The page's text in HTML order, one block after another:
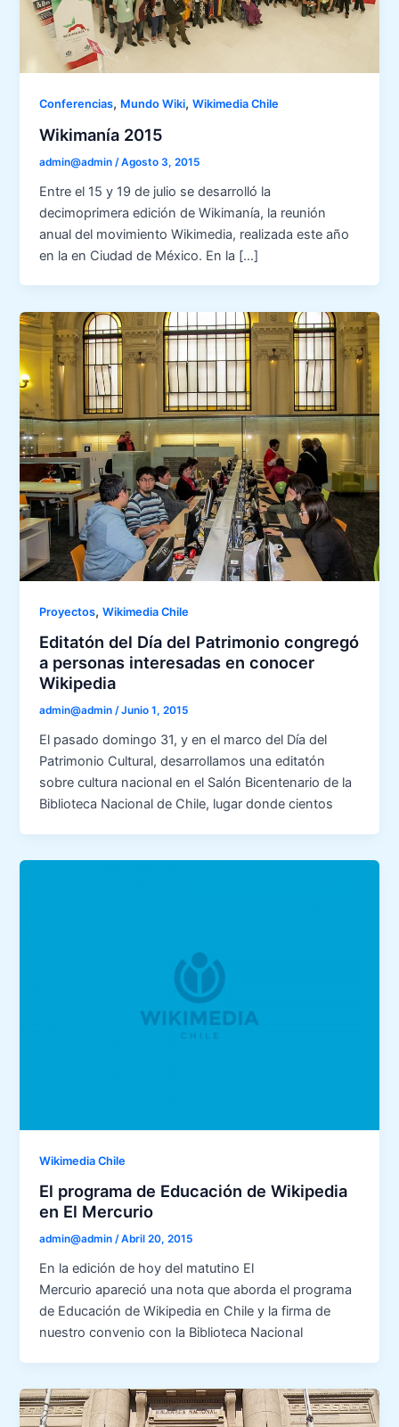
Conferencias, Mundo Wiki,Wikimedia Chile
Wikimanía 2015
admin@admin /Agosto 3, 2015
Entre el 15 y 19 de julio se desarrolló la
decimoprimera edición de Wikimanía, la reunión
anual del movimiento Wikimedia, realizada este año
en la en Ciudad de México. En la […]
Proyectos,Wikimedia Chile
Editatón del Día del Patrimonio congregó
a personas interesadas en conocer
Wikipedia
admin@admin/Junio 1, 2015
El pasado domingo 31, y en el marco del Día del
Patrimonio Cultural, desarrollamos una editatón
sobre cultura nacional en el Salón Bicentenario de la
Biblioteca Nacional de Chile, lugar donde cientos
Wikimedia Chile
El programa de Educación de Wikipedia
en El Mercurio
admin@admin/Abril 20, 2015
En la edición de hoy del matutino El
Mercurio apareció una nota que aborda el programa
de Educación de Wikipedia en Chile y la firma de
nuestro convenio con la Biblioteca Nacional